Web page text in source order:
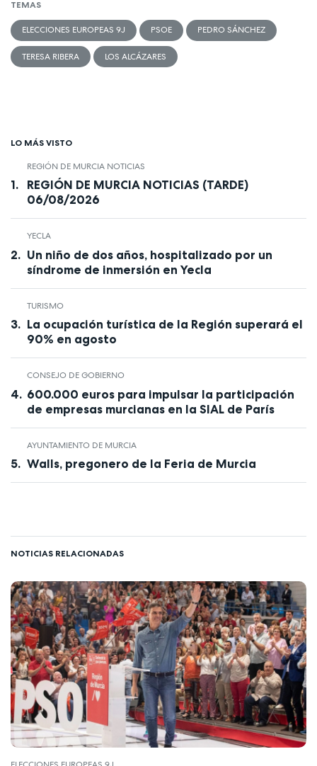
TEMAS
ELECCIONES EUROPEAS 9J PSOE PEDRO SÁNCHEZ
TERESA RIBERA LOS ALCÁZARES
LO MÁS VISTO
REGIÓN DE MURCIA NOTICIAS
REGIÓN DE MURCIA NOTICIAS (TARDE)
06/08/2026
YECLA
Un niño de dos años, hospitalizado por un
síndrome de inmersión en Yecla
TURISMO
La ocupación turística de la Región superará el
90% en agosto
CONSEJO DE GOBIERNO
600.000 euros para impulsar la participación
de empresas murcianas en la SIAL de París
AYUNTAMIENTO DE MURCIA
Walls, pregonero de la Feria de Murcia
NOTICIAS RELACIONADAS